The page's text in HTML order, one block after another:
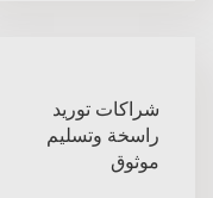
شراكات توريد
راسخة وتسليم
موثوق